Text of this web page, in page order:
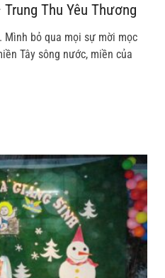
Thu Yêu Thương
Mình bỏ qua mọi sự mời mọc
Tây sông nước, miền của